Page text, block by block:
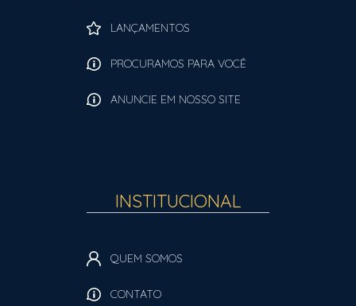
LANÇAMENTOS
PROCURAMOS PARA VOCÊ
ANUNCIE EM NOSSO SITE
INSTITUCIONAL
QUEM SOMOS
CONTATO